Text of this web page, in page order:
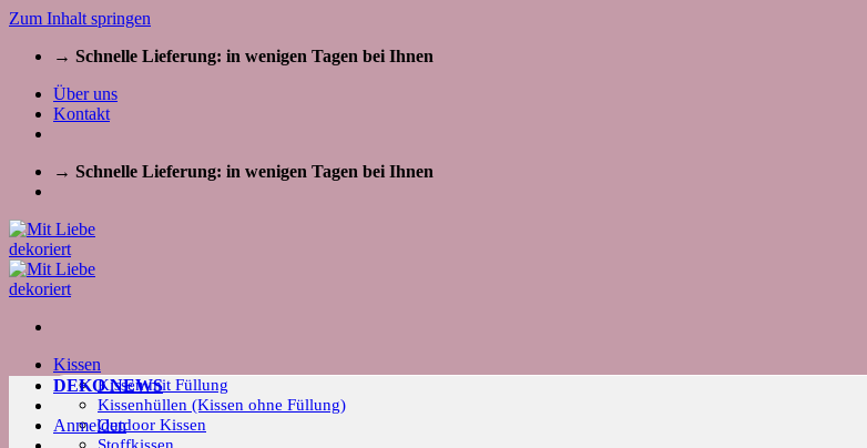
Zum Inhalt springen
→ Schnelle Lieferung: in wenigen Tagen bei Ihnen
Über uns
Kontakt
→ Schnelle Lieferung: in wenigen Tagen bei Ihnen
Kissen
Kissen mit Füllung
Kissenhüllen (Kissen ohne Füllung)
Outdoor Kissen
Stoffkissen
DEKO NEWS
Anmelden